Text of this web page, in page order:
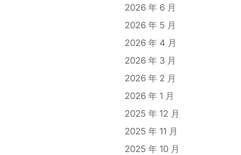
2026 年 6 月
2026 年 5 月
2026 年 4 月
2026 年 3 月
2026 年 2 月
2026 年 1 月
2025 年 12 月
2025 年 11 月
2025 年 10 月